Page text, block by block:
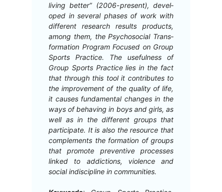
liv­ing bet­ter” (2006-present), devel­
oped in sev­er­al phas­es of work with
dif­fer­ent research results prod­ucts,
among them, the Psy­choso­cial Trans­
for­ma­tion Pro­gram Focused on Group
Sports Prac­tice. The use­ful­ness of
Group Sports Prac­tice lies in the fact
that through this tool it con­tributes to
the improve­ment of the qual­i­ty of life,
it caus­es fun­da­men­tal changes in the
ways of behav­ing in boys and girls, as
well as in the dif­fer­ent groups that
par­tic­i­pate. It is also the resource that
com­ple­ments the for­ma­tion of groups
that pro­mote pre­ven­tive process­es
linked to addic­tions, vio­lence and
social indis­ci­pline in communities.